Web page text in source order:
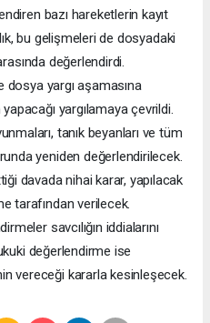
bazı hareketlerin kayıt
bu gelişmeleri de dosyadaki
değerlendirdi.
dosya yargı aşamasına
yargılamaya çevrildi.
tanık beyanları ve tüm
yeniden değerlendirilecek.
davada nihai karar, yapılacak
tarafından verilecek.
savcılığın iddialarını
değerlendirme ise
vereceği kararla kesinleşecek.